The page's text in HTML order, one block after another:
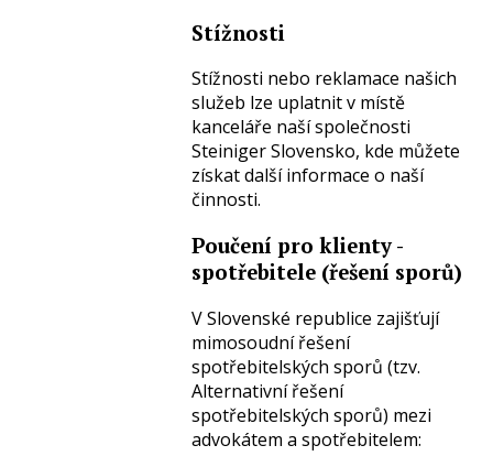
Stížnosti
Stížnosti nebo reklamace našich
služeb lze uplatnit v místě
kanceláře naší společnosti
Steiniger Slovensko, kde můžete
získat další informace o naší
činnosti.
Poučení pro klienty -
spotřebitele (řešení sporů)
V Slovenské republice zajišťují
mimosoudní řešení
spotřebitelských sporů (tzv.
Alternativní řešení
spotřebitelských sporů) mezi
advokátem a spotřebitelem: